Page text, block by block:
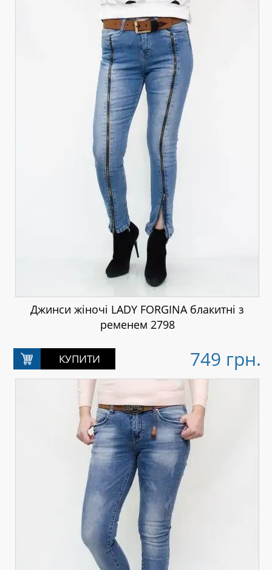
Джинси жіночі LADY FORGINA блакитні з
ременем 2798
749 грн.